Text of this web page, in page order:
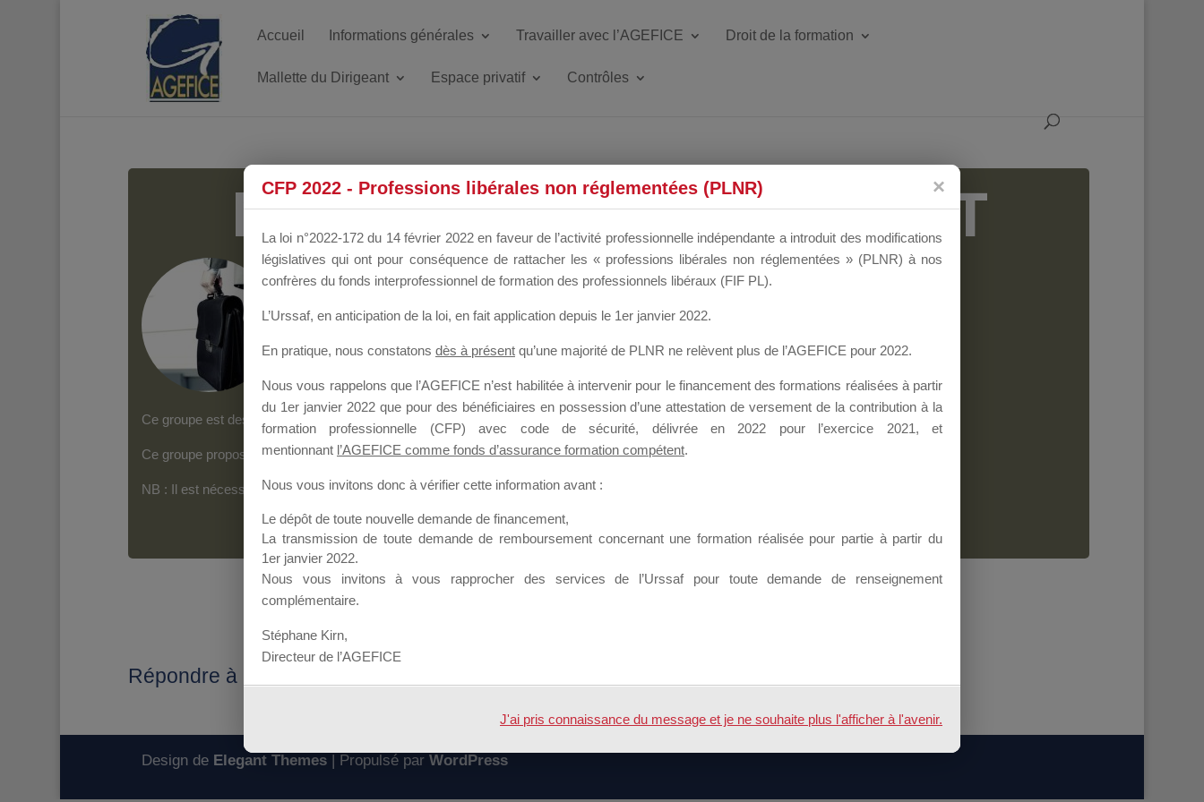
Accueil Informations générales Travailler avec l’AGEFICE Droit de la formation
Mallette du Dirigeant Espace privatif Contrôles
MALLETTE DU DIRIGEANT
Groupe Public il y a un mois
Ce groupe est destiné aux Organismes de Formation qui souhaitent répondre à l’Appel à Propositions Mallette du Dirigeant.
Ce groupe propose un forum dédié au support sur lequel il est possible de laisser un message ou poser une question.
NB : Il est nécessaire d’êtreinscrit(e)pour pouvoir rejoindre ce groupe
Répondre à : Bien pris en compte ?
Design de Elegant Themes| Propulsé par WordPress
CFP 2022 - Professions libérales non réglementées (PLNR)
La loi n°2022-172 du 14 février 2022 en faveur de l’activité professionnelle indépendante a introduit des modifications
législatives qui ont pour conséquence de rattacher les « professions libérales non réglementées » (PLNR) à nos
confrères du fonds interprofessionnel de formation des professionnels libéraux (FIF PL).
L’Urssaf, en anticipation de la loi, en fait application depuis le 1er janvier 2022.
En pratique, nous constatons dès à présent qu’une majorité de PLNR ne relèvent plus de l’AGEFICE pour 2022.
Nous vous rappelons que l’AGEFICE n’est habilitée à intervenir pour le financement des formations réalisées à partir
du 1er janvier 2022 que pour des bénéficiaires en possession d’une attestation de versement de la contribution à la
formation professionnelle (CFP) avec code de sécurité, délivrée en 2022 pour l’exercice 2021, et
mentionnant l’AGEFICE comme fonds d’assurance formation compétent.
Nous vous invitons donc à vérifier cette information avant :
Le dépôt de toute nouvelle demande de financement,
La transmission de toute demande de remboursement concernant une formation réalisée pour partie à partir du
1er janvier 2022.
Nous vous invitons à vous rapprocher des services de l’Urssaf pour toute demande de renseignement
complémentaire.
Stéphane Kirn,
Directeur de l’AGEFICE
J'ai pris connaissance du message et je ne souhaite plus l'afficher à l'avenir.